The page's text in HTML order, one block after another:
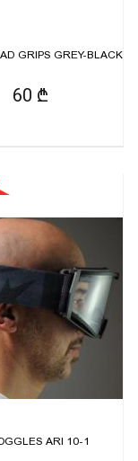
GRIPS GREY-BLACK
60 ₾
ARI 10-1